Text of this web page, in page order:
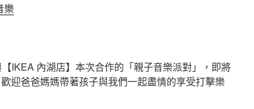
樂
【IKEA 內湖店】本次合作的「親子音樂派對」，即將
迎爸爸媽媽帶著孩子與我們一起盡情的享受打擊樂